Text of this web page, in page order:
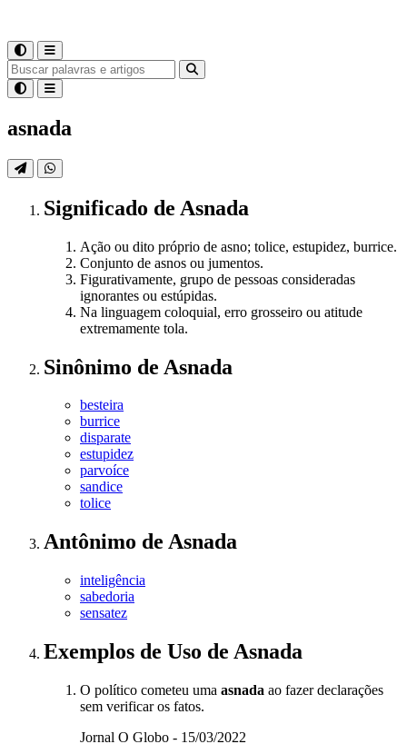
asnada
Significado de Asnada
Ação ou dito próprio de asno; tolice, estupidez, burrice.
Conjunto de asnos ou jumentos.
Figurativamente, grupo de pessoas consideradas
ignorantes ou estúpidas.
Na linguagem coloquial, erro grosseiro ou atitude
extremamente tola.
Sinônimo de Asnada
besteira
burrice
disparate
estupidez
parvoíce
sandice
tolice
Antônimo de Asnada
inteligência
sabedoria
sensatez
Exemplos de Uso de Asnada
O político cometeu uma asnada ao fazer declarações
sem verificar os fatos.
Jornal O Globo - 15/03/2022